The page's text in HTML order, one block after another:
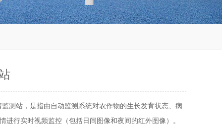
监测站，是指由自动监测系统对农作物的生长发育状态、病
进行实时视频监控（包括日间图像和夜间的红外图像）。